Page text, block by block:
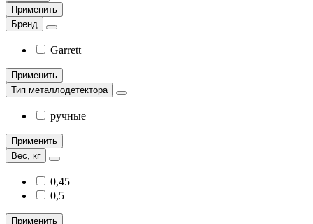
Применить
Бренд
Garrett
Применить
Тип металлодетектора
ручные
Применить
Вес, кг
0,45
0,5
Применить